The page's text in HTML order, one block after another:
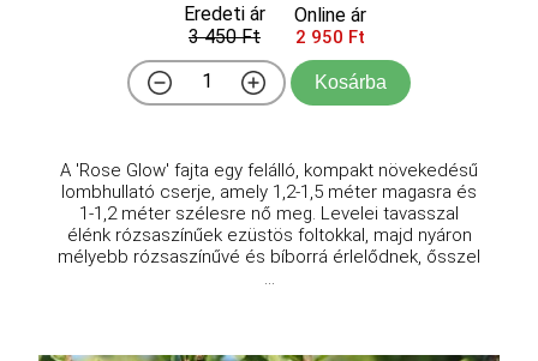
Eredeti ár
3 450 Ft
Online ár
2 950 Ft
Kosárba
A 'Rose Glow' fajta egy felálló, kompakt növekedésű
lombhullató cserje, amely 1,2-1,5 méter magasra és
1-1,2 méter szélesre nő meg. Levelei tavasszal
élénk rózsaszínűek ezüstös foltokkal, majd nyáron
mélyebb rózsaszínűvé és bíborrá érlelődnek, ősszel
...